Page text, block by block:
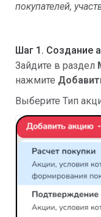
покупателей,
Шаг 1. Создание
Зайдите в раздел
нажмите
Выберите Тип